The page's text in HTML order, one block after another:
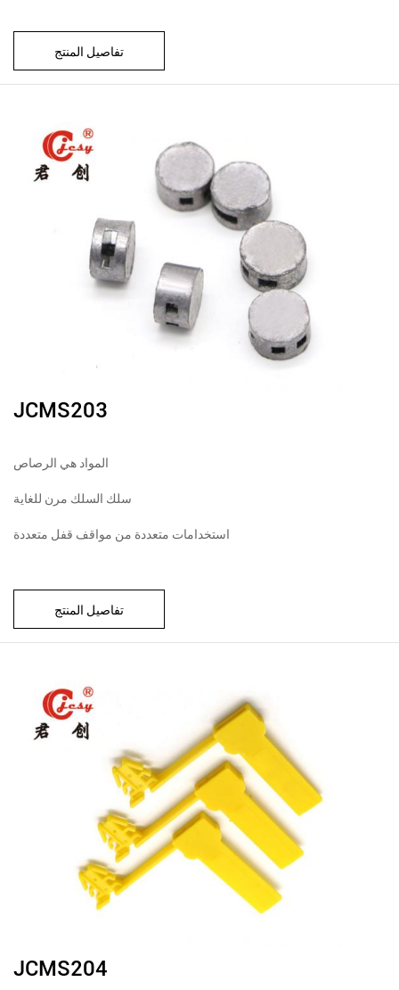
تفاصيل المنتج
JCMS203
المواد هي الرصاص
سلك السلك مرن للغاية
استخدامات متعددة من مواقف قفل متعددة
تفاصيل المنتج
JCMS204